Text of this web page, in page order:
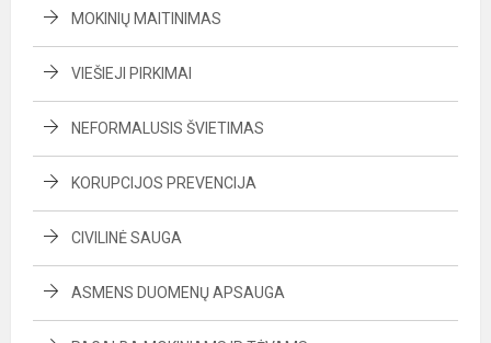
MOKINIŲ MAITINIMAS
VIEŠIEJI PIRKIMAI
NEFORMALUSIS ŠVIETIMAS
KORUPCIJOS PREVENCIJA
CIVILINĖ SAUGA
ASMENS DUOMENŲ APSAUGA